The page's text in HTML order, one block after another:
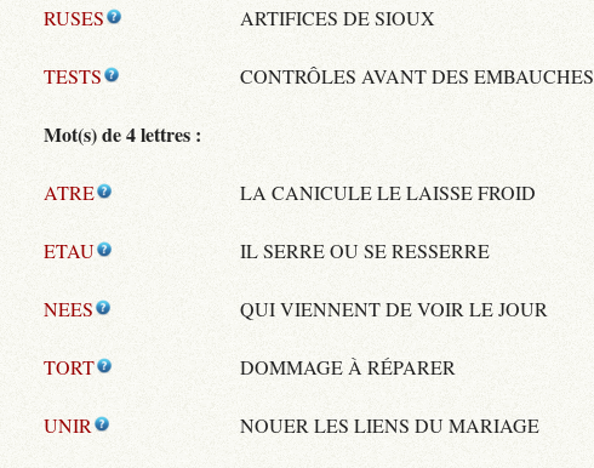
RUSES ARTIFICES DE SIOUX
TESTS CONTRÔLES AVANT DES EMBAUCHES
Mot(s) de 4 lettres :
ATRE LA CANICULE LE LAISSE FROID
ETAU IL SERRE OU SE RESSERRE
NEES QUI VIENNENT DE VOIR LE JOUR
TORT DOMMAGE À RÉPARER
UNIR NOUER LES LIENS DU MARIAGE